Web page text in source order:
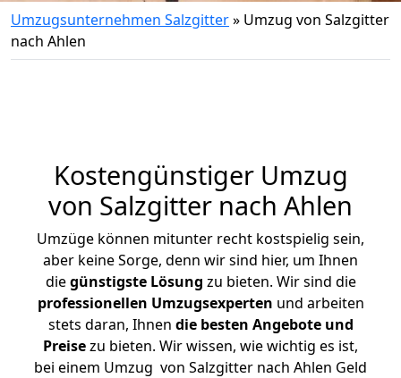
Umzugsunternehmen Salzgitter» Umzug von Salzgitter
nach Ahlen
Kostengünstiger Umzug
von Salzgitter nach Ahlen
Umzüge können mitunter recht kostspielig sein,
aber keine Sorge, denn wir sind hier, um Ihnen
diegünstigste Lösung zu bieten. Wir sind die
professionellen Umzugsexperten und arbeiten
stets daran, Ihnen die besten Angebote und
Preisezu bieten. Wir wissen, wie wichtig es ist,
bei einem Umzug von Salzgitter nach Ahlen Geld